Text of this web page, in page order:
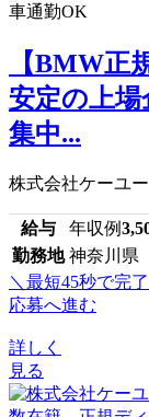
車通勤OK
【BMW正
安定の上
集中...
株式会社ケーユ
給与 年収例
勤務地 神奈川県
＼最短45秒で完
応募へ進む
詳しく
見る